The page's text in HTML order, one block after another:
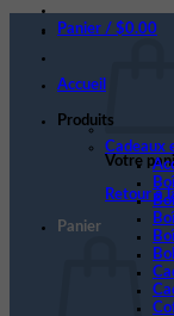
Panier / $0.00
Votre
Retour à
Panier
Accueil
Produits
Cadeaux